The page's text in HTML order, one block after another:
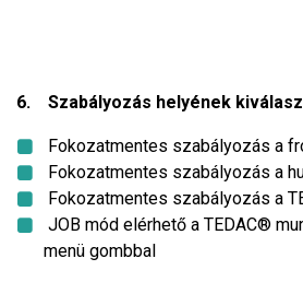
6. Szabályozás helyének
Fokozatmentes szabályozás a
Fokozatmentes szabályozás a
Fokozatmentes szabályozás a
JOB mód elérhető a TEDAC®
menü gombbal